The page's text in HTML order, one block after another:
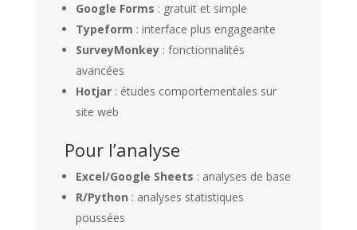
Google Forms : gratuit et simple
Typeform : interface plus engageante
SurveyMonkey: fonctionnalités
avancées
Hotjar: études comportementales sur
site web
Pour l’analyse
Excel/Google Sheets : analyses de base
R/Python : analyses statistiques
poussées